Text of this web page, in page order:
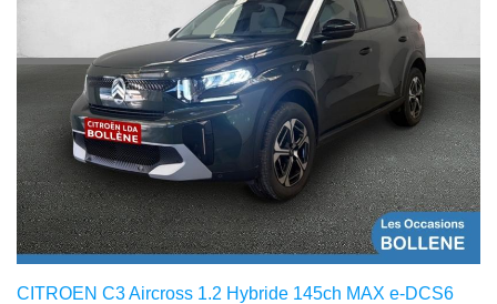
CITROEN C3 Aircross 1.2 Hybride 145ch MAX e-DCS6